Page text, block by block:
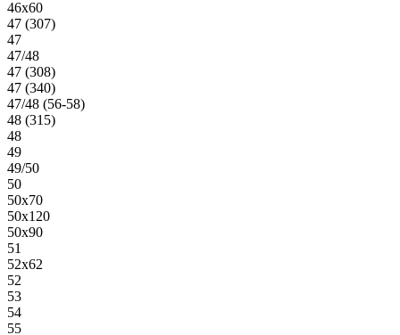
46х60
47 (307)
47
47/48
47 (308)
47 (340)
47/48 (56-58)
48 (315)
48
49
49/50
50
50х70
50х120
50х90
51
52х62
52
53
54
55